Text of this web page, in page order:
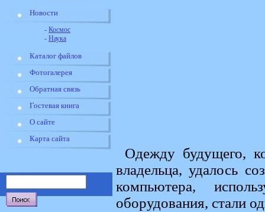
Новости
- Космос
- Наука
Каталог файлов
Фотогалерея
Обратная связь
Гостевая книга
О сайте
Карта сайта
Одежду будущего,
владельца, удалось
компьютера,
оборудования, стали